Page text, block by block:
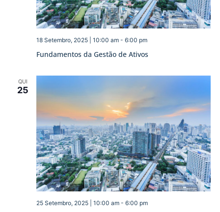
Fundamentos da Gestão de Ativos
18 Setembro, 2025 | 10:00 am- 6:00 pm
QUI
25
25 Setembro, 2025 | 10:00 am- 6:00 pm